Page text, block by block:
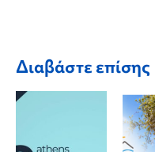
Διαβάστε επίσης